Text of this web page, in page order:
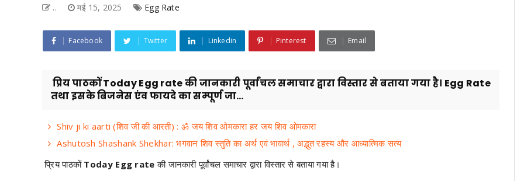
.. मई 15, 2025 Egg Rate
Facebook Twitter Linkedin Pinterest Email
प्रिय पाठकों Today Egg rate की जानकारी पूर्वांचल समाचार द्वारा विस्तार से बताया गया है। Egg Rate
तथा इसके बिजनेस एंव फायदे का सम्पूर्ण जा...
Shiv ji ki aarti (शिव जी की आरती) : ॐ जय शिव ओमकारा हर जय शिव ओमकारा
Ashutosh Shashank Shekhar: भगवान शिव स्तुति का अर्थ एवं भावार्थ , अद्भुत रहस्य और आध्यात्मिक सत्य
प्रिय पाठकों Today Egg rate की जानकारी पूर्वांचल समाचार द्वारा विस्तार से बताया गया है।